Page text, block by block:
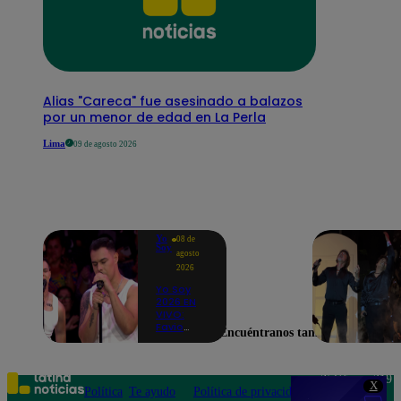
X
Alias "Careca" fue asesinado a balazos
por un menor de edad en La Perla
Lima 09 de agosto 2026
Yo
Soy
08 de
agosto
2026
Yo Soy
2026 EN
VIVO:
Favio
Ricky
Martin y
Encuéntranos también en
Política Te ayudo
Política de privacidad
Teléfono: 219